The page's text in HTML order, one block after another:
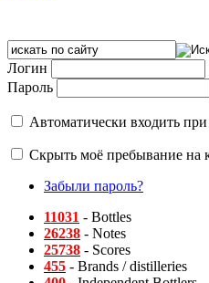
Логин
Пароль
Автоматически входить
Скрыть моё пребывание на
Забыли пароль?
11031 - Bottles
26238 - Notes
25738 - Scores
455 - Brands / distilleries